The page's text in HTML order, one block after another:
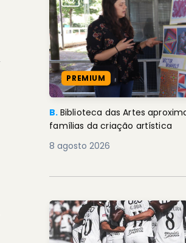
PREMIUM
B. Biblioteca das Artes
famílias da criação artística
8 agosto 2026